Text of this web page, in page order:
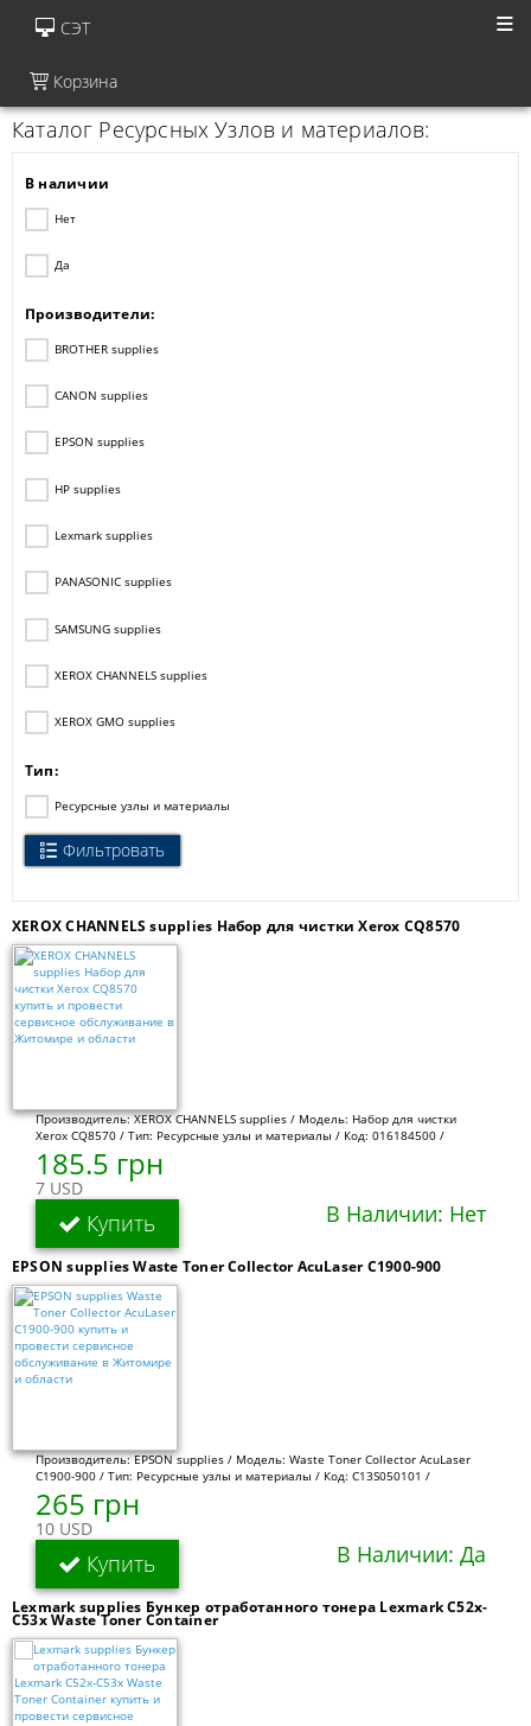
СЭТ
Корзина
Каталог Ресурсных Узлов и материалов:
В наличии
Нет
Да
Производители:
BROTHER supplies
CANON supplies
EPSON supplies
HP supplies
Lexmark supplies
PANASONIC supplies
SAMSUNG supplies
XEROX CHANNELS supplies
XEROX GMO supplies
Тип:
Ресурсные узлы и материалы
Фильтровать
XEROX CHANNELS supplies Набор для чистки Xerox CQ8570
Производитель: XEROX CHANNELS supplies / Модель: Набор для чистки
Xerox CQ8570 / Тип: Ресурсные узлы и материалы / Код: 016184500 /
185.5 грн
7 USD
Купить В Наличии: Нет
EPSON supplies Waste Toner Collector AcuLaser C1900-900
Производитель: EPSON supplies / Модель: Waste Toner Collector AcuLaser
C1900-900 / Тип: Ресурсные узлы и материалы / Код: C13S050101 /
265 грн
10 USD
Купить В Наличии: Да
Lexmark supplies Бункер отработанного тонера Lexmark C52x-
C53x Waste Toner Container